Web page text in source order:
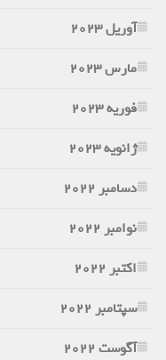
آوریل 2023
مارس 2023
فوریه 2023
ژانویه 2023
دسامبر 2022
نوامبر 2022
اکتبر 2022
سپتامبر 2022
آگوست 2022